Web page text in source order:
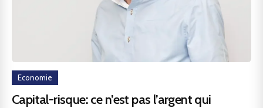
Economie
Capital-risque: ce n’est pas l’argent qui